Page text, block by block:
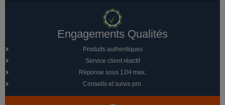
Engagements Qualités
Produits authentiques
Service client réactif
Réponse sous 12H max.
Conseils et suivis pro.